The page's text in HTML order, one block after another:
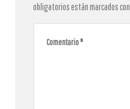
obligatorios están marcados con